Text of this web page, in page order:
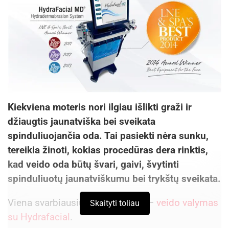
28 d. 19 val. Šokio spektaklis „Otelas“,rež. –
choreogr. A. Cholina. Anželikos Cholinos šokio
teatras. Solistai: V. Suanov, K. Krysko-Skambinė,
M. Kavaliauskas, T. Legenzovas. Didžioji salė.
Eur
Aktualios naujienos
Netrukus Zarasuose – aktorinio meistriškumo
kursai su aktore Emilija Latėnaite
2026-08-08
Prasidėjo Respublikinis tapytojų pleneras
Kiekviena moteris nori ilgiau išlikti graži ir
džiaugtis jaunatviška bei sveikata
spinduliuojančia oda. Tai pasiekti nėra sunku,
tereikia žinoti, kokias procedūras dera rinktis,
kad veido oda būtų švari, gaivi, švytinti
spinduliuotų jaunatviškumu bei trykštų sveikata.
Viena svarbiausių procedūrų yra – veido valymas
su Hydrafacial.
Skaityti toliau